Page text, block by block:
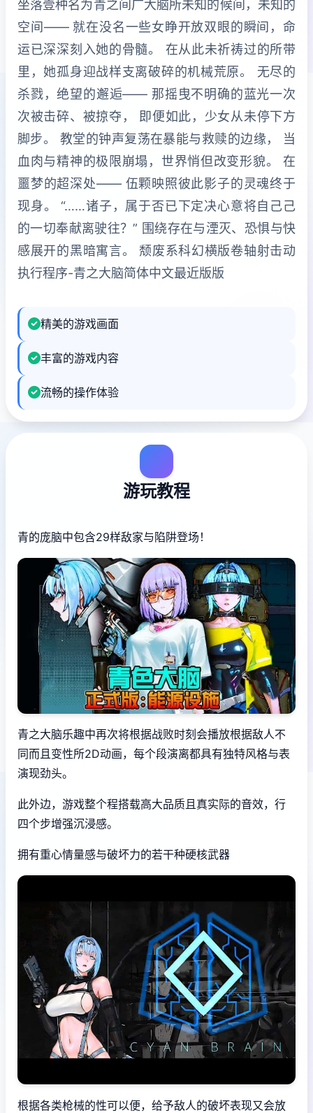
坐落壹种名为青之间广大脑所未知的候间，未知的
空间—— 就在没名一些女睁开放双眼的瞬间，命
运已深深刻入她的骨髓。 在从此未祈祷过的所带
里，她孤身迎战样支离破碎的机械荒原。 无尽的
杀戮，绝望的邂逅—— 那摇曳不明确的蓝光一次
次被击碎、被掠夺， 即便如此，少女从未停下方
脚步。 教堂的钟声复荡在暴能与救赎的边缘， 当
血肉与精神的极限崩塌，世界悄但改变形貌。 在
噩梦的超深处—— 伍颗映照彼此影子的灵魂终于
现身。 “……诸子，属于否已下定决心意将自己己
的一切奉献离驶往？” 围绕存在与湮灭、恐惧与快
感展开的黑暗寓言。 颓废系科幻横版卷轴射击动
执行程序-青之大脑简体中文最近版版
精美的游戏画面
丰富的游戏内容
流畅的操作体验
游玩教程
青的庞脑中包含29样敌家与陷阱登场！
青之大脑乐趣中再次将根据战败时刻会播放根据敌人不
同而且变性所2D动画，每个段演离都具有独特风格与表
演现劲头。
此外边，游戏整个程搭载高大品质且真实际的音效，行
四个步增强沉浸感。
拥有重心情量感与破坏力的若干种硬核武器
根据各类枪械的性可以便，给予敌人的破坏表现又会放